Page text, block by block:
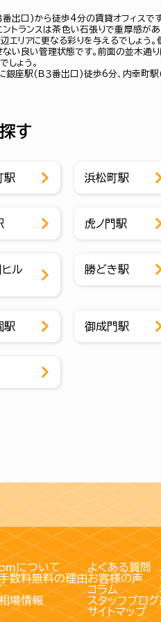
出口)から徒歩4分の賃貸オフィスです
トランスは茶色い石張りで重厚感が
辺エリアに更なる彩りを与えるでしょ
い良い管理状態です。前面の並木通
しょう。
銀座駅(Ｂ３番出口)徒歩6分、内幸町
す
駅 浜松町駅
虎ノ門駅
ル
勝どき駅
駅 御成門駅
について
数料無料の理由
場情報
よくある質問
お客様の声
コラム
スタッフブログ
サイトマップ